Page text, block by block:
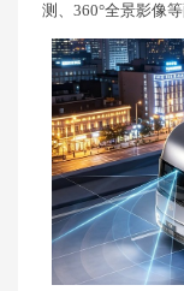
测、360°全景影像